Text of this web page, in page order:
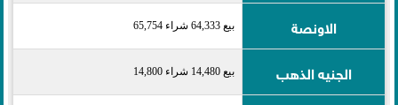
الاونصة بيع 64,333 شراء 65,754
الجنيه الذهب بيع 14,480 شراء 14,800